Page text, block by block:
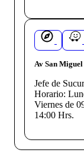
Av San
Jefe de
Horario:
Viernes de
14:00 Hrs.